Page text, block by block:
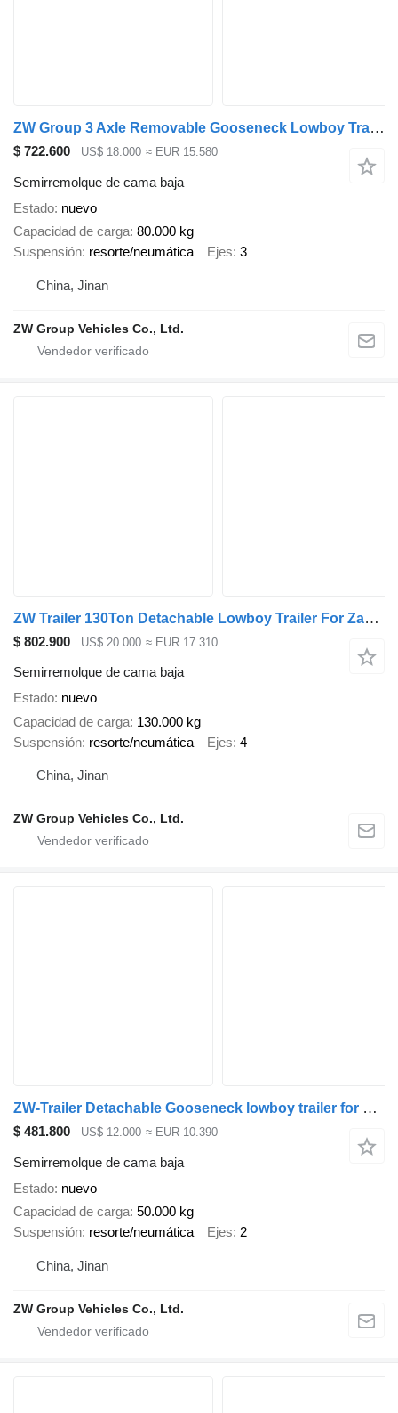
ZW Group 3 Axle Removable Gooseneck Lowboy Trailer For Ghana
$ 722.600 US$ 18.000 ≈ EUR 15.580
Semirremolque de cama baja
Estado nuevo
Capacidad de carga 80.000 kg
Suspensión resorte/neumática Ejes 3
China, Jinan
ZW Group Vehicles Co., Ltd.
ZW Trailer 130Ton Detachable Lowboy Trailer For Zambia
$ 802.900 US$ 20.000 ≈ EUR 17.310
Semirremolque de cama baja
Estado nuevo
Capacidad de carga 130.000 kg
Suspensión resorte/neumática Ejes 4
China, Jinan
ZW Group Vehicles Co., Ltd.
ZW-Trailer Detachable Gooseneck lowboy trailer for Burund
$ 481.800 US$ 12.000 ≈ EUR 10.390
Semirremolque de cama baja
Estado nuevo
Capacidad de carga 50.000 kg
Suspensión resorte/neumática Ejes 2
China, Jinan
ZW Group Vehicles Co., Ltd.